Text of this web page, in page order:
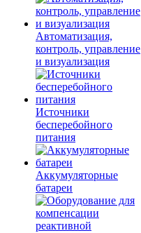
Автоматизация,
контроль, управление
и визуализация
Источники
бесперебойного
питания
Аккумуляторные
батареи